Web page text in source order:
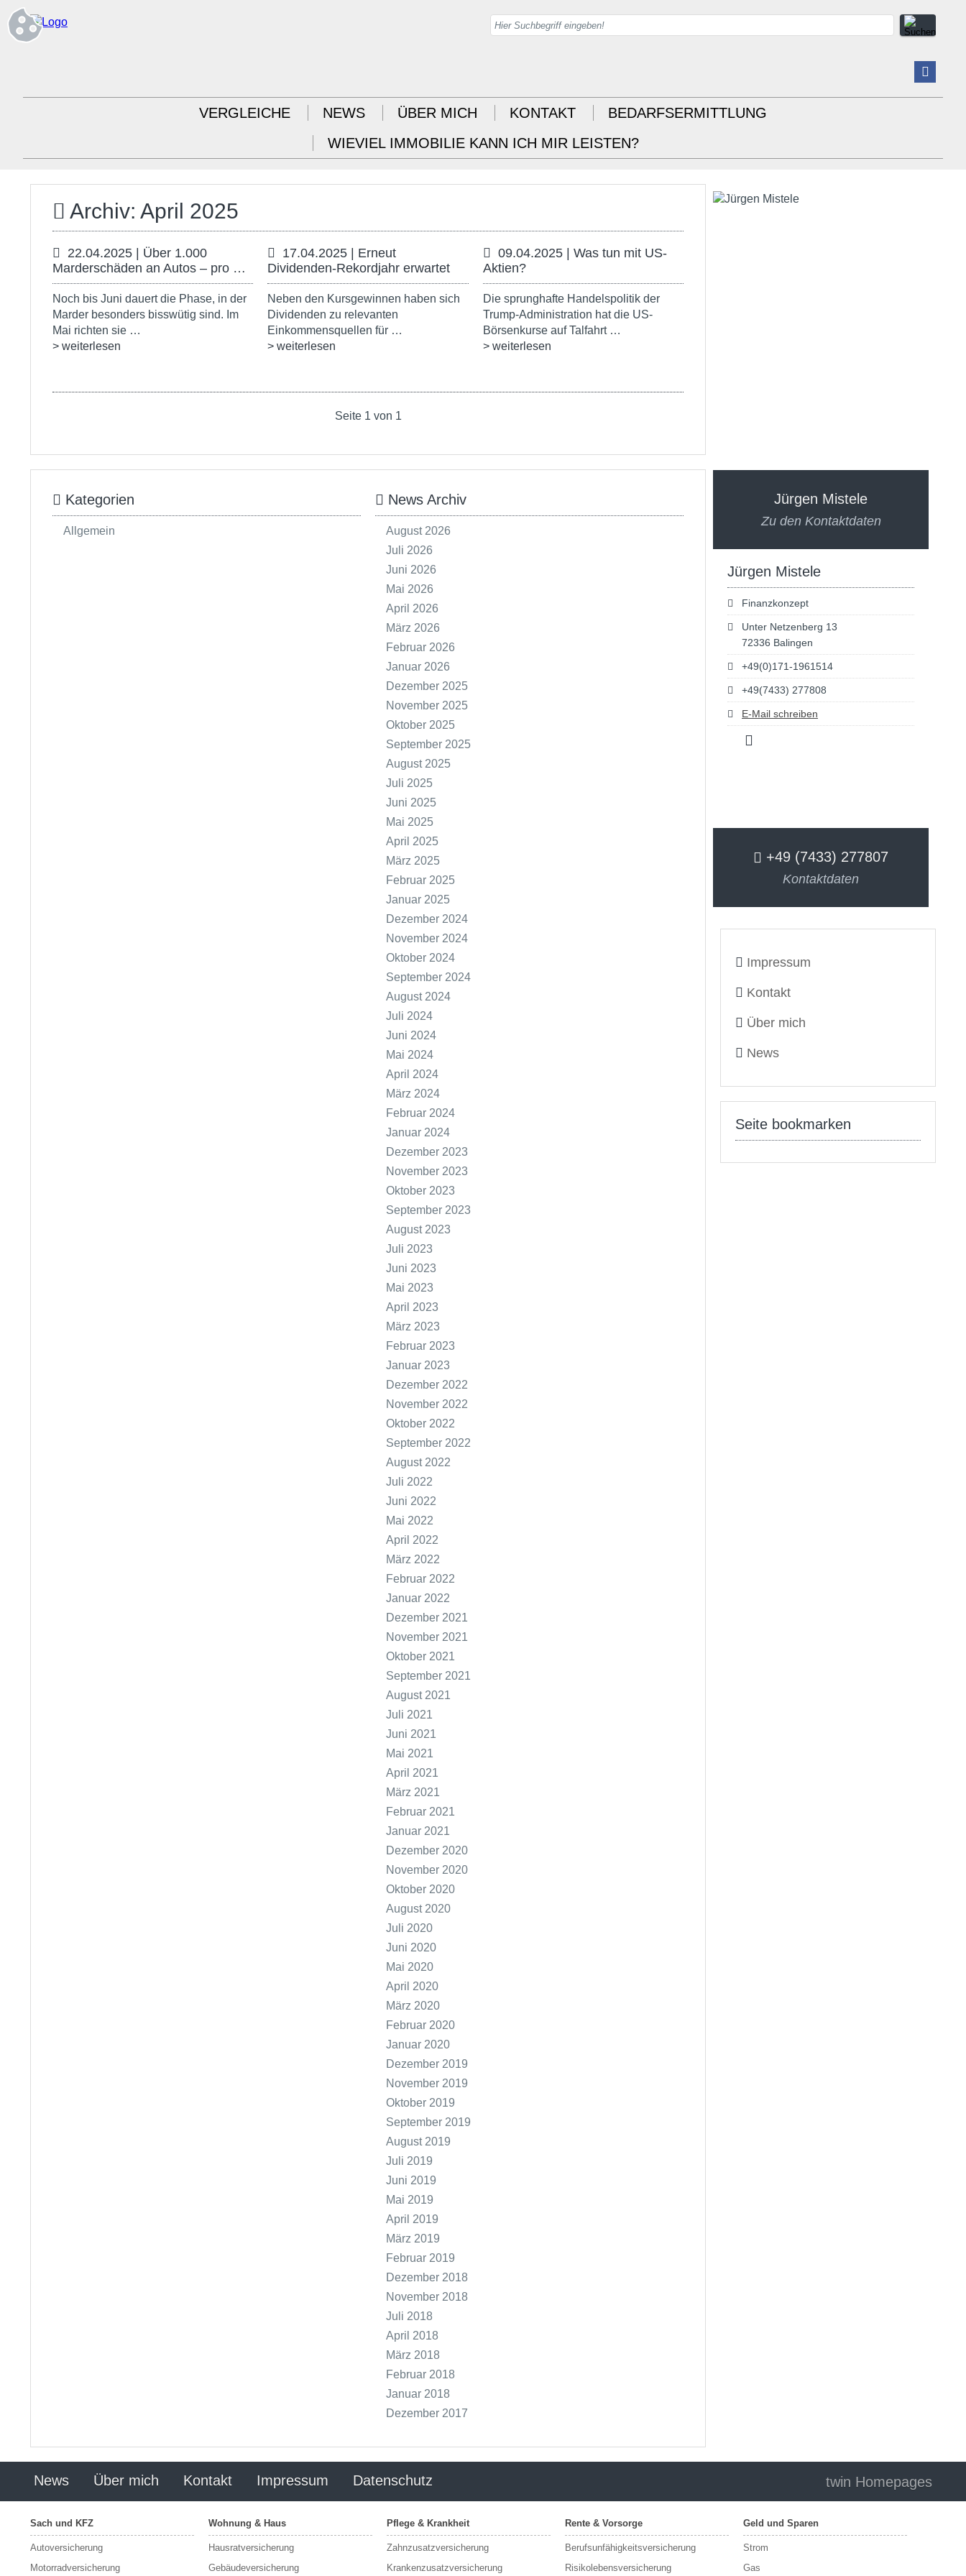
VERGLEICHE NEWS ÜBER MICH KONTAKT
BEDARFSERMITTLUNG
WIEVIEL IMMOBILIE KANN ICH MIR LEISTEN?
Jürgen Mistele
Zu den Kontaktdaten
Jürgen Mistele
Finanzkonzept
Unter Netzenberg 13
72336 Balingen
+49(0)171-1961514
+49(7433) 277808
E-Mail schreiben
+49 (7433) 277807
Kontaktdaten
Impressum
Kontakt
Über mich
News
Seite bookmarken
Archiv: April 2025
22.04.2025 | Über 1.000
Marderschäden an Autos – pro …
Noch bis Juni dauert die Phase, in der
Marder besonders bisswütig sind. Im
Mai richten sie …
> weiterlesen
17.04.2025 | Erneut
Dividenden-Rekordjahr erwartet
Neben den Kursgewinnen haben sich
Dividenden zu relevanten
Einkommensquellen für …
> weiterlesen
09.04.2025 | Was tun mit US-
Aktien?
Die sprunghafte Handelspolitik der
Trump-Administration hat die US-
Börsenkurse auf Talfahrt …
> weiterlesen
Seite 1 von 1
Kategorien
Allgemein
News Archiv
August 2026
Juli 2026
Juni 2026
Mai 2026
April 2026
März 2026
Februar 2026
Januar 2026
Dezember 2025
November 2025
Oktober 2025
September 2025
August 2025
Juli 2025
Juni 2025
Mai 2025
April 2025
März 2025
Februar 2025
Januar 2025
Dezember 2024
November 2024
Oktober 2024
September 2024
August 2024
Juli 2024
Juni 2024
Mai 2024
April 2024
März 2024
Februar 2024
Januar 2024
Dezember 2023
November 2023
Oktober 2023
September 2023
August 2023
Juli 2023
Juni 2023
Mai 2023
April 2023
März 2023
Februar 2023
Januar 2023
Dezember 2022
November 2022
Oktober 2022
September 2022
August 2022
Juli 2022
Juni 2022
Mai 2022
April 2022
März 2022
Februar 2022
Januar 2022
Dezember 2021
November 2021
Oktober 2021
September 2021
August 2021
Juli 2021
Juni 2021
Mai 2021
April 2021
März 2021
Februar 2021
Januar 2021
Dezember 2020
November 2020
Oktober 2020
August 2020
Juli 2020
Juni 2020
Mai 2020
April 2020
März 2020
Februar 2020
Januar 2020
Dezember 2019
November 2019
Oktober 2019
September 2019
August 2019
Juli 2019
Juni 2019
Mai 2019
April 2019
März 2019
Februar 2019
Dezember 2018
November 2018
Juli 2018
April 2018
März 2018
Februar 2018
Januar 2018
Dezember 2017
News Über mich Kontakt Impressum Datenschutz twin Homepages
Sach und KFZ
Autoversicherung
Motorradversicherung
Wohnung & Haus
Hausratversicherung
Gebäudeversicherung
Pflege & Krankheit
Zahnzusatzversicherung
Krankenzusatzversicherung
Rente & Vorsorge
Berufs­unfähigkeitsversicherung
Risikolebensversicherung
Geld und Sparen
Strom
Gas